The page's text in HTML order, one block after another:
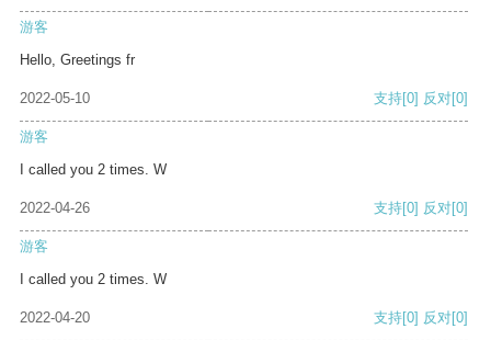
游客
Hello, Greetings fr
2022-05-10 支持[0] 反对[0]
游客
I called you 2 times. W
2022-04-26 支持[0] 反对[0]
游客
I called you 2 times. W
2022-04-20 支持[0] 反对[0]